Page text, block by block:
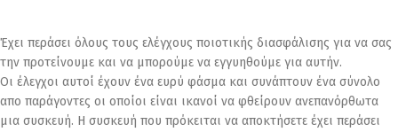
Έχει περάσει όλους τους ελέγχους ποιοτικής διασφάλισης για να σας
την προτείνουμε και να μπορούμε να εγγυηθούμε για αυτήν.
Οι έλεγχοι αυτοί έχουν ένα ευρύ φάσμα και συνάπτουν ένα σύνολο
απο παράγοντες οι οποίοι είναι ικανοί να φθείρουν ανεπανόρθωτα
μια συσκευή. Η συσκευή που πρόκειται να αποκτήσετε έχει περάσει